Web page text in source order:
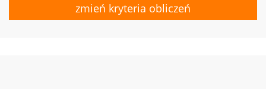
zmień kryteria obliczeń